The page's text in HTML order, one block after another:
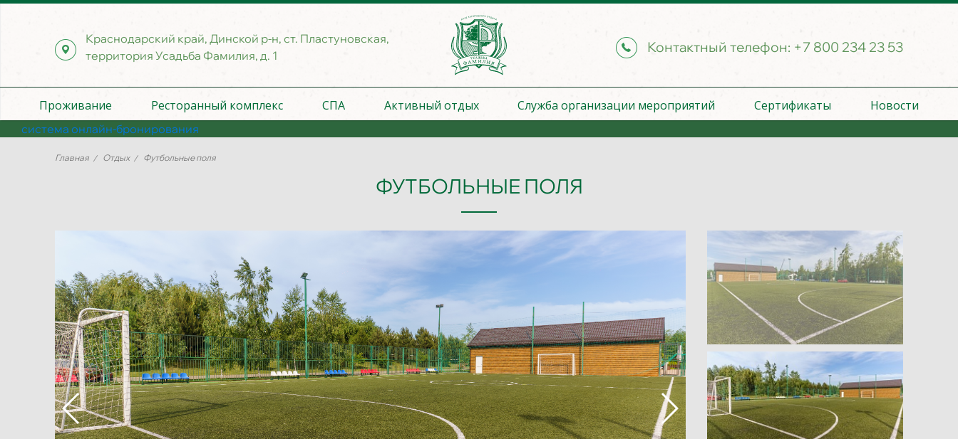
Краснодарский край, Динской р-н, ст. Пластуновская,
территория Усадьба Фамилия, д. 1
Контактный телефон: +7 800 234 23 53
Проживание Ресторанный комплекс СПА Активный отдых Служба организации мероприятий Сертификаты Новости
система онлайн-бронирования
Главная Отдых Футбольные поля
ФУТБОЛЬНЫЕ ПОЛЯ